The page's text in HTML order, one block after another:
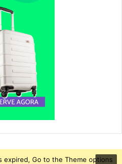
expired, Go to the Theme options